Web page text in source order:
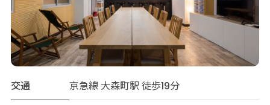
交通
京急線 大森町駅 徒歩19分